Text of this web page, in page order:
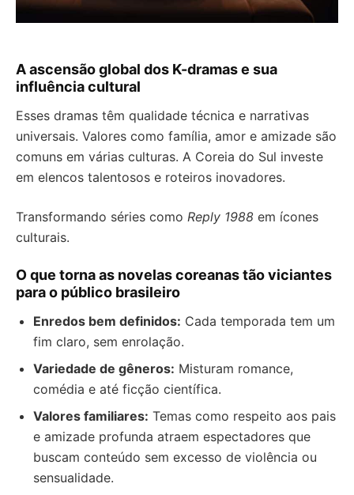
A ascensão global dos K-dramas e sua
influência cultural
Esses dramas têm qualidade técnica e narrativas
universais. Valores como família, amor e amizade são
comuns em várias culturas. A Coreia do Sul investe
em elencos talentosos e roteiros inovadores.
Transformando séries como Reply 1988 em ícones
culturais.
O que torna as novelas coreanas tão viciantes
para o público brasileiro
Enredos bem definidos: Cada temporada tem um
fim claro, sem enrolação.
Variedade de gêneros: Misturam romance,
comédia e até ficção científica.
Valores familiares: Temas como respeito aos pais
e amizade profunda atraem espectadores que
buscam conteúdo sem excesso de violência ou
sensualidade.